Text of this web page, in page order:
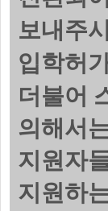
보내주
입학허
더불어
의해서
지원자
지원하